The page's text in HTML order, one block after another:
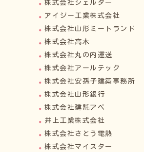
株式会社シェルター
アイジー工業株式会社
株式会社山形ミートランド
株式会社高木
株式会社丸の内運送
株式会社アールテック
株式会社安孫子建築事務所
株式会社山形銀行
株式会社建託アベ
井上工業株式会社
株式会社さとう電熱
株式会社マイスター